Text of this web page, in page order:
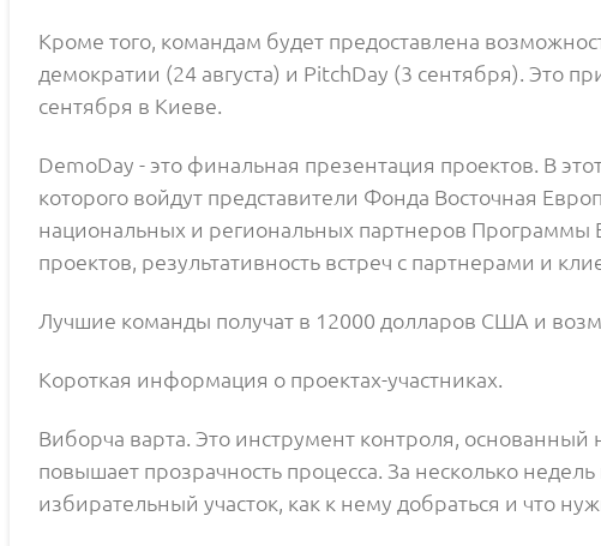
Кроме того, командам будет предоставлена
демократии (24 августа) и PitchDay (3 сентября). Это
сентября в Киеве.
DemoDay - это финальная презентация проектов. В
которого войдут представители Фонда Восточная
национальных и региональных партнеров Программы
проектов, результативность встреч с партнерами и
Лучшие команды получат в 12000 долларов США и
Короткая информация о проектах-участниках.
Виборча варта. Это инструмент контроля,
повышает прозрачность процесса. За несколько
избирательный участок, как к нему добраться и что